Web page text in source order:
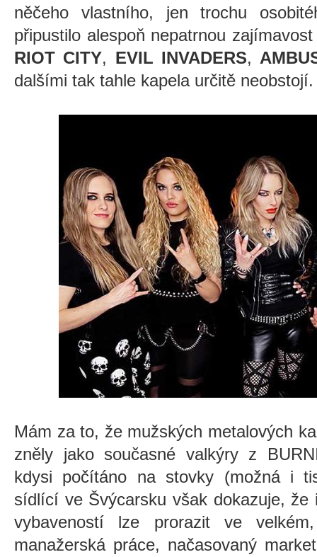
něčeho vlastního, jen trochu
připustilo alespoň nepatrnou
RIOT CITY, EVIL INVADERS,
dalšími tak tahle kapela určitě neobstojí.
Mám za to, že mužských metalových
zněly jako současné valkýry z
kdysi počítáno na stovky (možná i
sídlící ve Švýcarsku však dokazuje, že
vybaveností lze prorazit ve
manažerská práce, načasovaný